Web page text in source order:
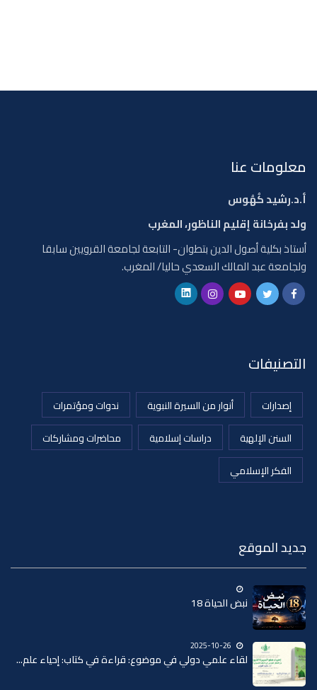
معلومات عنا
أ.د.رشيد كُهُوس
ولد بفرخانة إقليم الناظور، المغرب
أستاذ بكلية أصول الدين بتطوان- التابعة لجامعة القرويين سابقا
ولجامعة عبد المالك السعدي حاليا/ المغرب.
التصنيفات
إصدارات أنوار من السيرة النبوية
ندوات ومؤتمرات
السنن الإلهية
دراسات إسلامية
محاضرات ومشاركات
الفكر الإسلامي
جديد الموقع
نبض الحياة 18
2025-10-26
لقاء علمي دولي في موضوع: قراءة في كتاب: إحياء علم...